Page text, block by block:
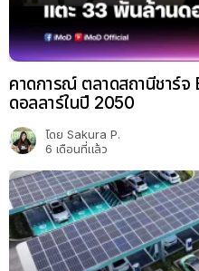
คาดการณ์ ตลาดสถานีชาร์จ
ดอลลาร์ในปี 2050
โดย Sakura P.
6 เดือนที่แล้ว